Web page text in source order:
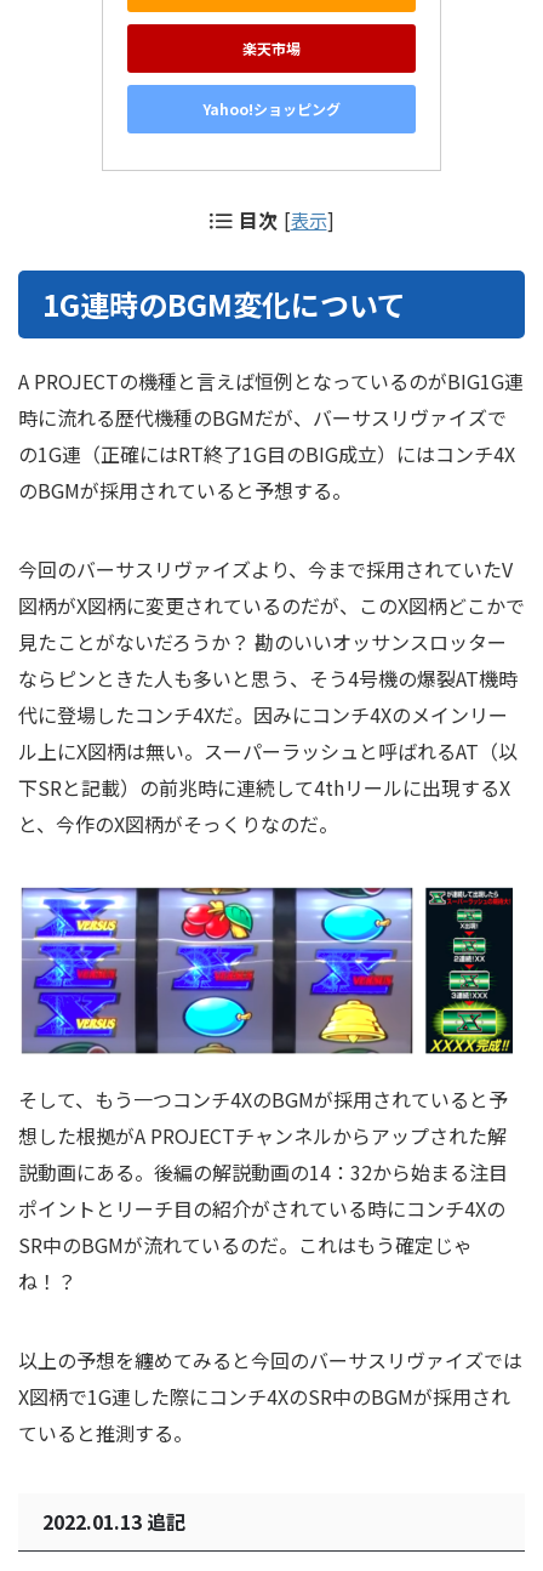
楽天市場
Yahoo!ショッピング
目次 [表示]
1G連時のBGM変化について
A PROJECTの機種と言えば恒例となっているのがBIG1G連
時に流れる歴代機種のBGMだが、バーサスリヴァイズで
の1G連（正確にはRT終了1G目のBIG成立）にはコンチ4X
のBGMが採用されていると予想する。
今回のバーサスリヴァイズより、今まで採用されていたV
図柄がX図柄に変更されているのだが、このX図柄どこかで
見たことがないだろうか？ 勘のいいオッサンスロッター
ならピンときた人も多いと思う、そう4号機の爆裂AT機時
代に登場したコンチ4Xだ。因みにコンチ4Xのメインリー
ル上にX図柄は無い。スーパーラッシュと呼ばれるAT（以
下SRと記載）の前兆時に連続して4thリールに出現するX
と、今作のX図柄がそっくりなのだ。
そして、もう一つコンチ4XのBGMが採用されていると予
想した根拠がA PROJECTチャンネルからアップされた解
説動画にある。後編の解説動画の14：32から始まる注目
ポイントとリーチ目の紹介がされている時にコンチ4Xの
SR中のBGMが流れているのだ。これはもう確定じゃ
ね！？
以上の予想を纏めてみると今回のバーサスリヴァイズでは
X図柄で1G連した際にコンチ4XのSR中のBGMが採用され
ていると推測する。
2022.01.13 追記